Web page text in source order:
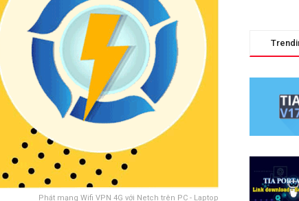
Phát mạng Wifi VPN 4G với Netch trên PC - Laptop